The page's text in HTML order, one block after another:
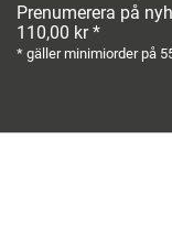
Prenumerera på
110,00 kr *
* gäller minimiorder på